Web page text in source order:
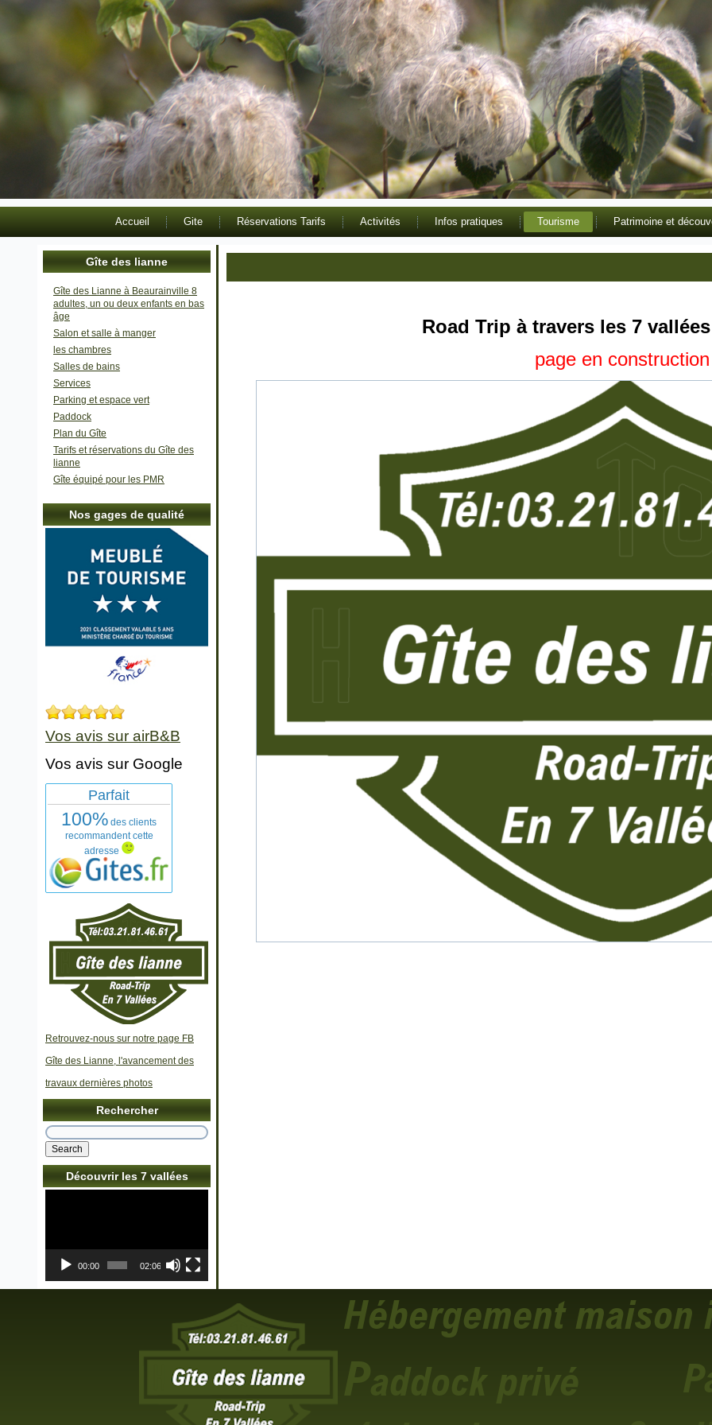
Accueil Gite Réservations Tarifs Activités Infos pratiques Tourisme Patrimoine et
Gîte des lianne
Gîte des Lianne à Beaurainville 8
adultes, un ou deux enfants en bas
âge
Salon et salle à manger
les chambres
Salles de bains
Services
Parking et espace vert
Paddock
Plan du Gîte
Tarifs et réservations du Gîte des
lianne
Gîte équipé pour les PMR
Nos gages de qualité
Vos avis sur airB&B
Vos avis sur Google
Parfait
100% des clients
recommandent cette
adresse
Retrouvez-nous sur notre page FB
Gîte des Lianne, l'avancement des
travaux dernières photos
Rechercher
Découvrir les 7 vallées
00:00 02:06
Road Trip à travers les 7
page en